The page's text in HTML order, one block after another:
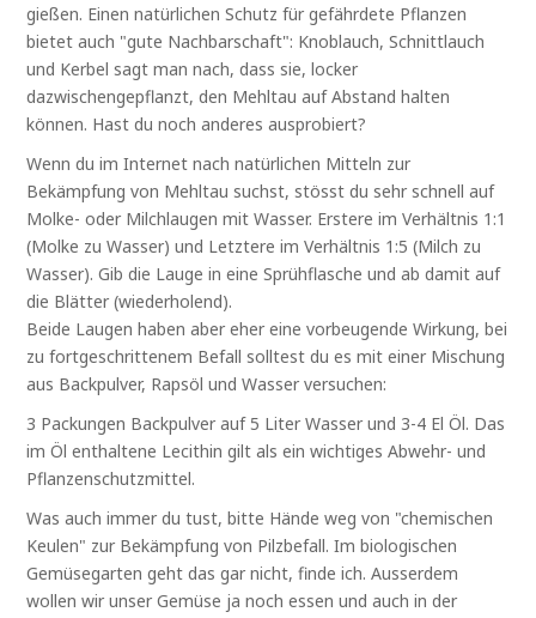
gießen. Einen natürlichen Schutz für gefährdete Pflanzen
bietet auch "gute Nachbarschaft": Knoblauch, Schnittlauch
und Kerbel sagt man nach, dass sie, locker
dazwischengepflanzt, den Mehltau auf Abstand halten
können. Hast du noch anderes ausprobiert?
Wenn du im Internet nach natürlichen Mitteln zur
Bekämpfung von Mehltau suchst, stösst du sehr schnell auf
Molke- oder Milchlaugen mit Wasser. Erstere im Verhältnis 1:1
(Molke zu Wasser) und Letztere im Verhältnis 1:5 (Milch zu
Wasser). Gib die Lauge in eine Sprühflasche und ab damit auf
die Blätter (wiederholend).
Beide Laugen haben aber eher eine vorbeugende Wirkung, bei
zu fortgeschrittenem Befall solltest du es mit einer Mischung
aus Backpulver, Rapsöl und Wasser versuchen:
3 Packungen Backpulver auf 5 Liter Wasser und 3-4 El Öl. Das
im Öl enthaltene Lecithin gilt als ein wichtiges Abwehr- und
Pflanzenschutzmittel.
Was auch immer du tust, bitte Hände weg von "chemischen
Keulen" zur Bekämpfung von Pilzbefall. Im biologischen
Gemüsegarten geht das gar nicht, finde ich. Ausserdem
wollen wir unser Gemüse ja noch essen und auch in der